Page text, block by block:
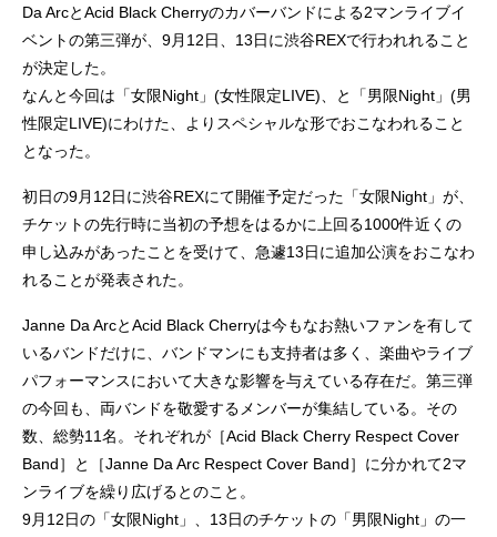
Da ArcとAcid Black Cherryのカバーバンドによる2マンライブイ
ベントの第三弾が、9月12日、13日に渋谷REXで行われれること
が決定した。
なんと今回は「女限Night」(女性限定LIVE)、と「男限Night」(男
性限定LIVE)にわけた、よりスペシャルな形でおこなわれること
となった。
初日の9月12日に渋谷REXにて開催予定だった「女限Night」が、
チケットの先行時に当初の予想をはるかに上回る1000件近くの
申し込みがあったことを受けて、急遽13日に追加公演をおこなわ
れることが発表された。
Janne Da ArcとAcid Black Cherryは今もなお熱いファンを有して
いるバンドだけに、バンドマンにも支持者は多く、楽曲やライブ
パフォーマンスにおいて大きな影響を与えている存在だ。第三弾
の今回も、両バンドを敬愛するメンバーが集結している。その
数、総勢11名。それぞれが［Acid Black Cherry Respect Cover
Band］と［Janne Da Arc Respect Cover Band］に分かれて2マ
ンライブを繰り広げるとのこと。
9月12日の「女限Night」、13日のチケットの「男限Night」の一